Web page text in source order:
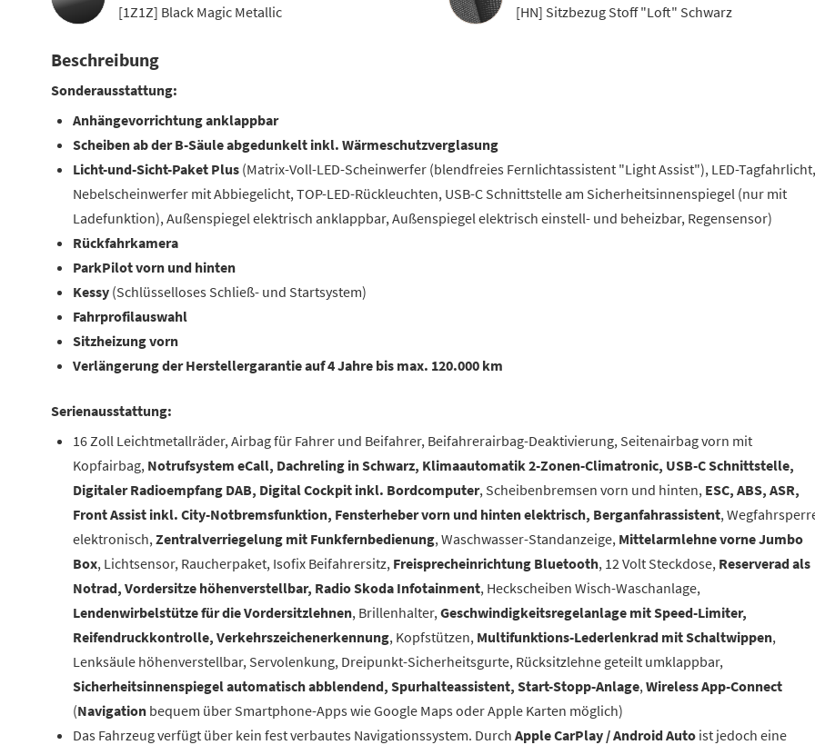
[1Z1Z] Black Magic Metallic
[HN] Sitzbezug Stoff "Loft" Schwarz
Beschreibung
Sonderausstattung:
Anhängevorrichtung anklappbar
Scheiben ab der B-Säule abgedunkelt inkl. Wärmeschutzverglasung
Licht-und-Sicht-Paket Plus (Matrix-Voll-LED-Scheinwerfer (blendfreies Fernlichtassistent "Light Assist"), LED-Tagfahrlicht,
Nebelscheinwerfer mit Abbiegelicht, TOP-LED-Rückleuchten, USB-C Schnittstelle am Sicherheitsinnenspiegel (nur mit
Ladefunktion), Außenspiegel elektrisch anklappbar, Außenspiegel elektrisch einstell- und beheizbar, Regensensor)
Rückfahrkamera
ParkPilot vorn und hinten
Kessy (Schlüsselloses Schließ- und Startsystem)
Fahrprofilauswahl
Sitzheizung vorn
Verlängerung der Herstellergarantie auf 4 Jahre bis max. 120.000 km
Serienausstattung:
16 Zoll Leichtmetallräder, Airbag für Fahrer und Beifahrer, Beifahrerairbag-Deaktivierung, Seitenairbag vorn mit
Kopfairbag, Notrufsystem eCall, Dachreling in Schwarz, Klimaautomatik 2-Zonen-Climatronic, USB-C Schnittstelle,
Digitaler Radioempfang DAB, Digital Cockpit inkl. Bordcomputer, Scheibenbremsen vorn und hinten, ESC, ABS, ASR,
Front Assist inkl. City-Notbremsfunktion, Fensterheber vorn und hinten elektrisch, Berganfahrassistent,
elektronisch, Zentralverriegelung mit Funkfernbedienung, Waschwasser-Standanzeige, Mittelarmlehne vorne Jumbo
Box, Lichtsensor, Raucherpaket, Isofix Beifahrersitz, Freisprecheinrichtung Bluetooth, 12 Volt Steckdose, Reserverad als
Notrad, Vordersitze höhenverstellbar, Radio Skoda Infotainment, Heckscheiben Wisch-Waschanlage,
Lendenwirbelstütze für die Vordersitzlehnen, Brillenhalter, Geschwindigkeitsregelanlage mit Speed-Limiter,
Reifendruckkontrolle, Verkehrszeichenerkennung, Kopfstützen, Multifunktions-Lederlenkrad mit Schaltwippen,
Lenksäule höhenverstellbar, Servolenkung, Dreipunkt-Sicherheitsgurte, Rücksitzlehne geteilt umklappbar,
Sicherheitsinnenspiegel automatisch abblendend, Spurhalteassistent, Start-Stopp-Anlage, Wireless App-Connect
(Navigation bequem über Smartphone-Apps wie Google Maps oder Apple Karten möglich)
Das Fahrzeug verfügt über kein fest verbautes Navigationssystem. Durch Apple CarPlay / Android Auto ist jedoch eine